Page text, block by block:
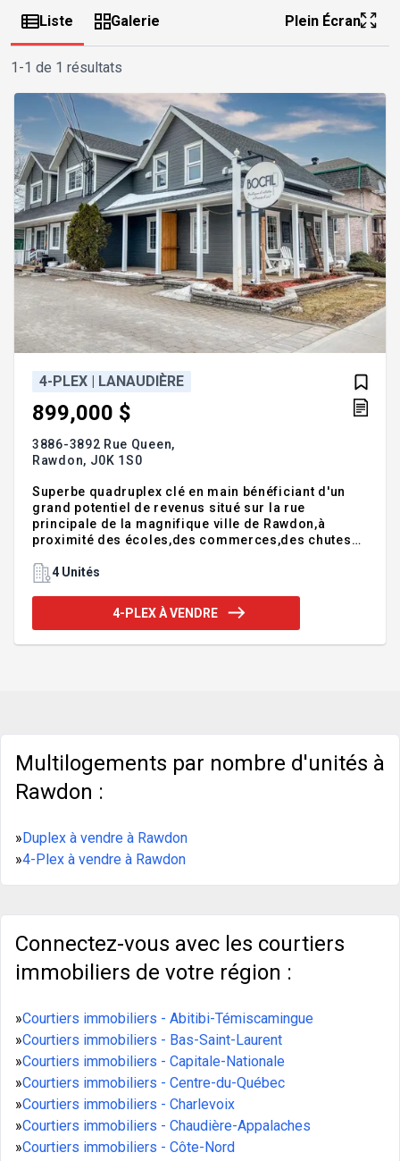
Liste Galerie Plein Écran
1-1 de 1 résultats
4-PLEX | LANAUDIÈRE
899,000 $
3886-3892 Rue Queen,
Rawdon, J0K 1S0
Superbe quadruplex clé en main bénéficiant d'un
grand potentiel de revenus situé sur la rue
principale de la magnifique ville de Rawdon,à
proximité des écoles,des commerces,des chutes
services.L'immeuble a subi une cure de
rajeunissement en 2018 avec l'ajout d'un
agrandissement sur deux étages de 2 grands
logements 4 1/2 sur sur dalle de béton au sol
4 Unités
4-PLEX À VENDRE
Multilogements par nombre d'unités à
Rawdon :
»Duplex à vendre à Rawdon
»4-Plex à vendre à Rawdon
Connectez-vous avec les courtiers
immobiliers de votre région :
»Courtiers immobiliers - Abitibi-Témiscamingue
»Courtiers immobiliers - Bas-Saint-Laurent
»Courtiers immobiliers - Capitale-Nationale
»Courtiers immobiliers - Centre-du-Québec
»Courtiers immobiliers - Charlevoix
»Courtiers immobiliers - Chaudière-Appalaches
»Courtiers immobiliers - Côte-Nord